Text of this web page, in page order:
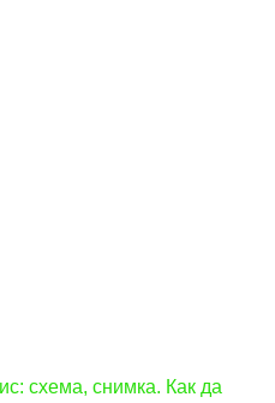
схема, снимка. Как да